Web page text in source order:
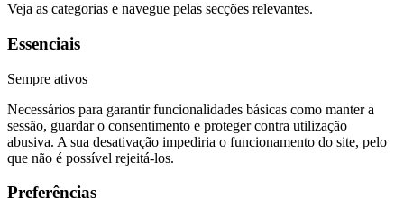
Veja as categorias e navegue pelas secções relevantes.
Essenciais
Sempre ativos
Necessários para garantir funcionalidades básicas como manter a
sessão, guardar o consentimento e proteger contra utilização
abusiva. A sua desativação impediria o funcionamento do site, pelo
que não é possível rejeitá-los.
Preferências